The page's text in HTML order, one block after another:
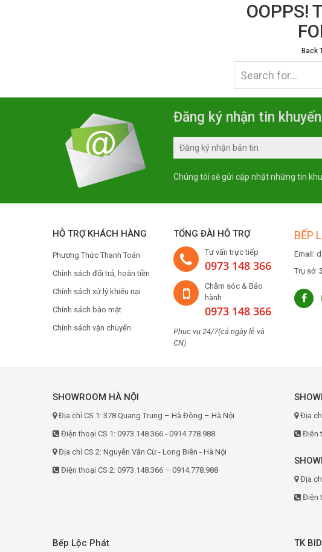
OOPPS!
Back
Đăng ký nhận tin
Chúng tôi sẽ gửi cập nhật những tin
HỖ TRỢ KHÁCH HÀNG
Phương Thức Thanh Toán
Chính sách đổi trả, hoàn tiền
Chính sách xử lý khiếu nại
Chính sách bảo mật
Chính sách vận chuyển
TỔNG ĐÀI HỖ TRỢ
Tư vấn trực tiếp
0973 148 366
Chăm sóc & Bảo
hành
0973 148 366
Phục vụ 24/7(cả ngày lễ và
CN)
BẾP
Email:
Trụ sở :
SHOWROOM HÀ NỘI
Địa chỉ CS 1: 378 Quang Trung – Hà Đông – Hà Nội
Điện thoại CS 1: 0973.148.366 - 0914.778.988
Địa chỉ CS 2: Nguyễn Văn Cừ - Long Biên - Hà Nội
Điện thoại CS 2: 0973.148.366 – 0914.778.988
Địa
Điện
Địa
Điện
Bếp Lộc Phát TK